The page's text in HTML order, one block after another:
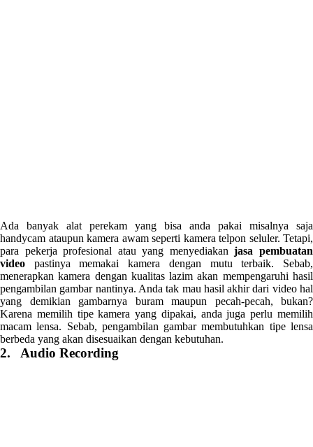
Ada banyak alat perekam yang bisa anda pakai misalnya saja
handycam ataupun kamera awam seperti kamera telpon seluler. Tetapi,
para pekerja profesional atau yang menyediakanjasa pembuatan
video pastinya memakai kamera dengan mutu terbaik. Sebab,
menerapkan kamera dengan kualitas lazim akan mempengaruhi hasil
pengambilan gambar nantinya. Anda tak mau hasil akhir dari video hal
yang demikian gambarnya buram maupun pecah-pecah, bukan?
Karena memilih tipe kamera yang dipakai, anda juga perlu memilih
macam lensa. Sebab, pengambilan gambar membutuhkan tipe lensa
berbeda yang akan disesuaikan dengan kebutuhan.
2. Audio Recording